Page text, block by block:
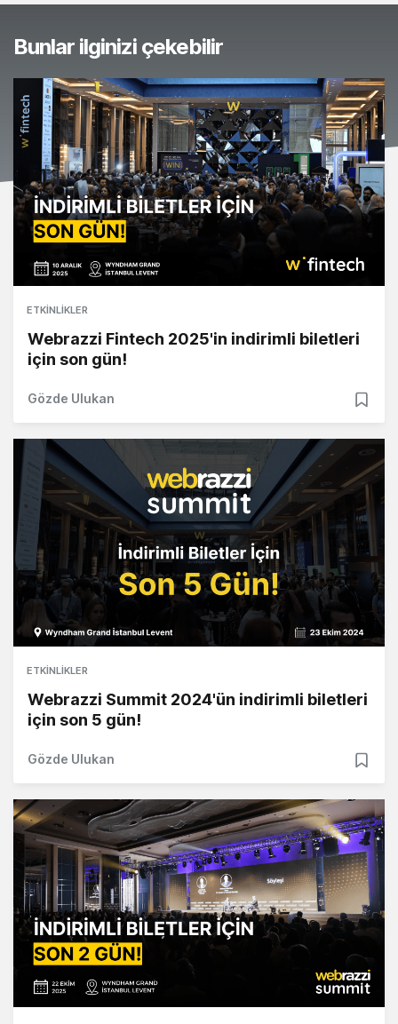
Bunlar ilginizi çekebilir
ETKINLIKLER
Webrazzi Fintech 2025'in indirimli biletleri
için son gün!
Gözde Ulukan
ETKINLIKLER
Webrazzi Summit 2024'ün indirimli biletleri
için son 5 gün!
Gözde Ulukan